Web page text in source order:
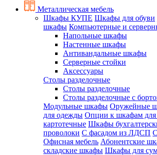
Металлическая мебель
Шкафы КУПЕ Шкафы для обуви
шкафы Компьютерные и
Напольные шкафы
Настенные шкафы
Антивандальные шкафы
Серверные стойки
Аксессуары
Столы разделочные
Столы разделочные
Столы разделочные с
Модульные шкафы Оружейные
для одежды Опции к шкафам
картотечные Шкафы
проволоки С фасадом из ЛДСП
Офисная мебель Абонентские
складские шкафы Шкафы для